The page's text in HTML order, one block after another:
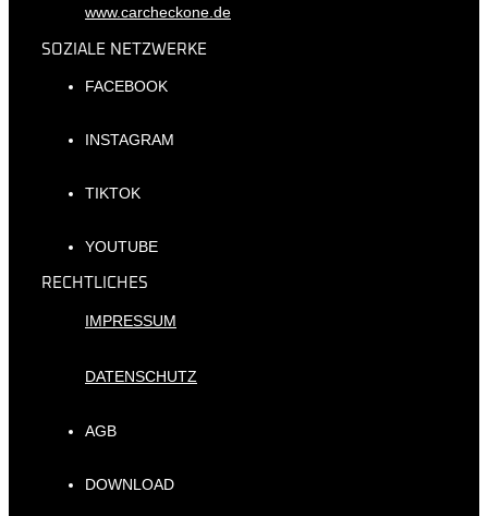
www.carcheckone.de
SOZIALE NETZWERKE
FACEBOOK
INSTAGRAM
TIKTOK
YOUTUBE
RECHTLICHES
IMPRESSUM
DATENSCHUTZ
AGB
DOWNLOAD